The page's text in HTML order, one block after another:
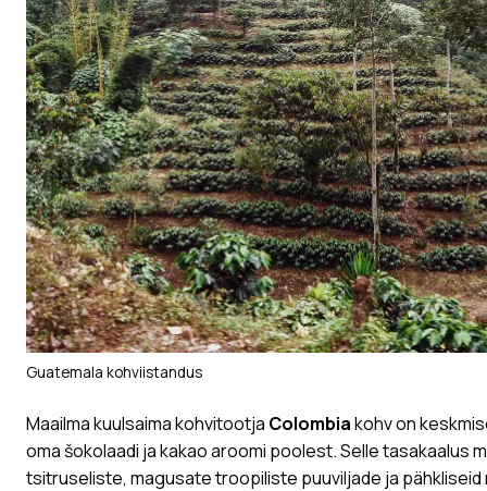
Guatemala kohviistandus
Maailma kuulsaima kohvitootja Colombiakohv on
oma šokolaadi ja kakao aroomi poolest. Selle tasakaalus
tsitruseliste, magusate troopiliste puuviljade ja